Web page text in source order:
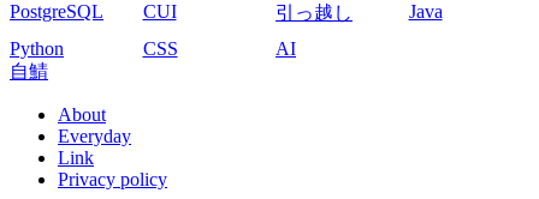
PostgreSQL
CUI 引っ越し
Java
Python
CSS
AI
自鯖
フ
ッ
About
Everyday
Link
Privacy policy